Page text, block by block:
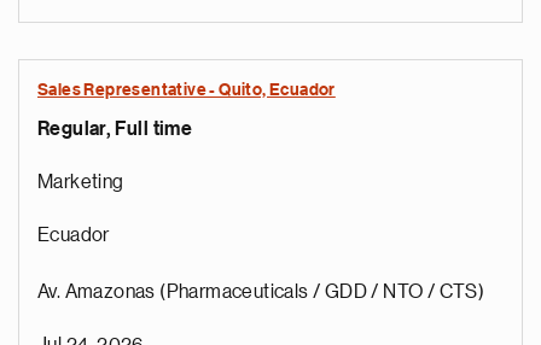
Sales Representative - Quito, Ecuador
Regular, Full time
Marketing
Ecuador
Av. Amazonas (Pharmaceuticals / GDD / NTO / CTS)